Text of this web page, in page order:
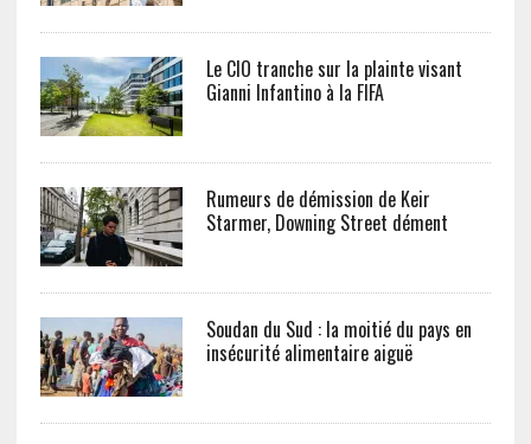
Le CIO tranche sur la plainte visant
Gianni Infantino à la FIFA
Rumeurs de démission de Keir
Starmer, Downing Street dément
Soudan du Sud : la moitié du pays en
insécurité alimentaire aiguë